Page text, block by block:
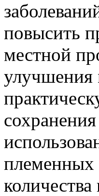
повысить
местной
улучшения
племенных